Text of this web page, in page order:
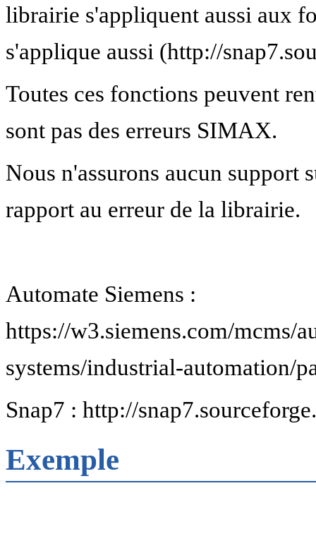
librairie s'appliquent aussi aux
s'applique aussi (http://
Toutes ces fonctions peuvent
sont pas des erreurs SIMAX.
Nous n'assurons aucun support
rapport au erreur de la librairie.
Automate Siemens :
https://w3.siemens.com/mcms/
systems/industrial-automation/
Snap7 : http://
Exemple